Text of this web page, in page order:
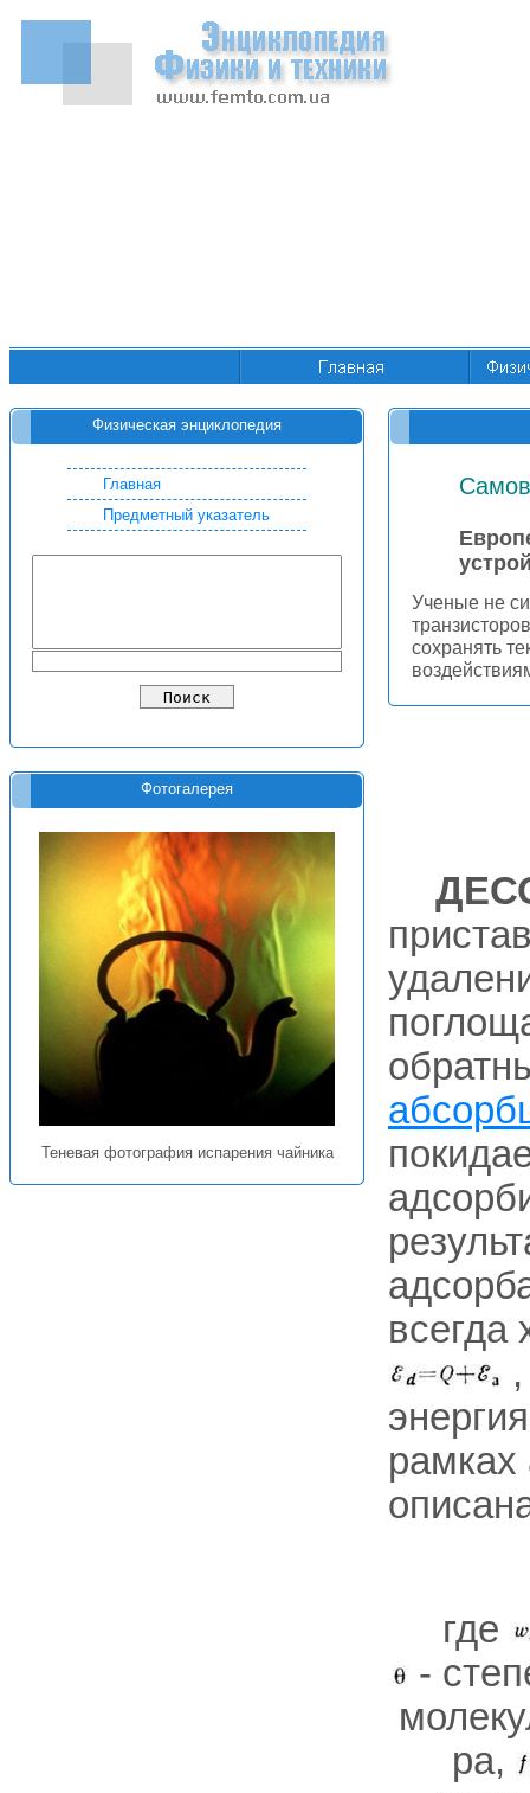
Физическая энциклопедия
Главная
Предметный указатель
Фотогалерея
Теневая фотография испарения чайника
Ученые не
сохранять
всегда
где
-
pa,